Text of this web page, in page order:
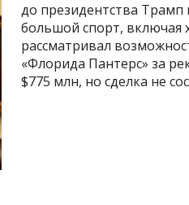
до президентства Трамп
большой спорт, включая
рассматривал
«Флорида Пантерс» за
$775 млн, но сделка не